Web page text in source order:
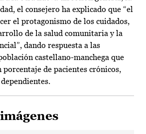
el consejero ha explicado que “el
el protagonismo de los cuidados,
de la salud comunitaria y la
dando respuesta a las
castellano-manchega que
porcentaje de pacientes crónicos,